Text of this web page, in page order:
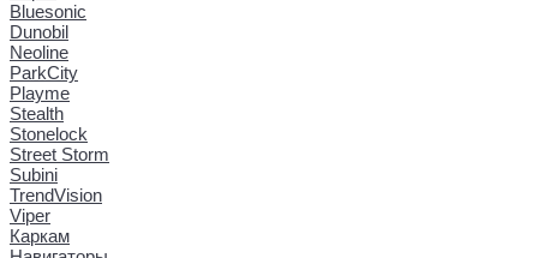
Bluesonic
Dunobil
Neoline
ParkCity
Playme
Stealth
Stonelock
Street Storm
Subini
TrendVision
Viper
Каркам